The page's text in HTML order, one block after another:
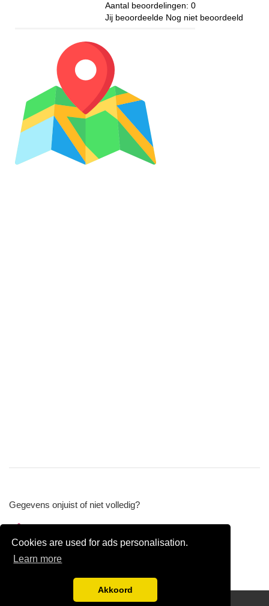
Cookies are used for ads personalisation.
Learn more
Akkoord
Aantal beoordelingen: 0
Jij beoordeelde Nog niet beoordeeld
Gegevens onjuist of niet volledig?